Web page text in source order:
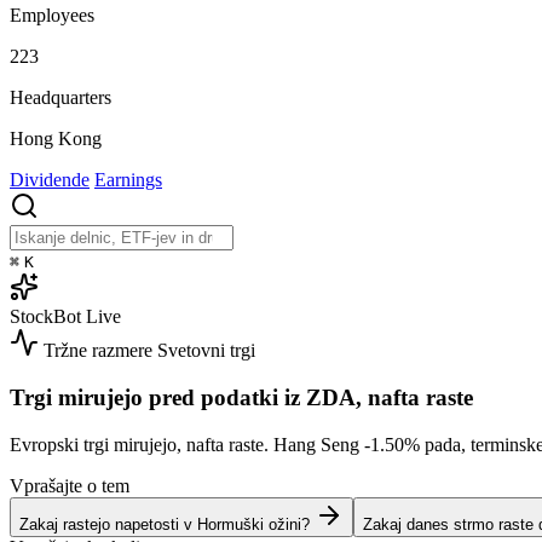
Employees
223
Headquarters
Hong Kong
Dividende Earnings
⌘ K
StockBot Live
Tržne razmere Svetovni trgi
Trgi mirujejo pred podatki iz ZDA, nafta raste
Evropski trgi mirujejo, nafta raste. Hang Seng -1.50% pada,
Vprašajte o tem
Zakaj rastejo napetosti v Hormuški ožini? Zakaj danes strmo raste